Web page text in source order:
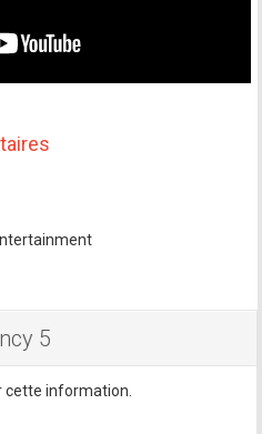
5
cette information.